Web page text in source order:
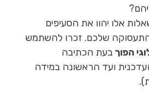
אלו יהוו את הסעיפים
התעסוקה שלכם. זכרו להשתמש
הפוך בעת הכתיבה
ועד הראשונה במידה